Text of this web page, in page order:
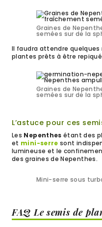
Graines de
semées sur de la
Il faudra attendre quelques
plantes prêts à être
Graines de
semées sur de la
L’astuce pour ces
Les Nepenthesétant des
et mini-serre sont
lumineuse et le
des graines de Nepenthes.
Mini-serre sous
FAQ Le semis de